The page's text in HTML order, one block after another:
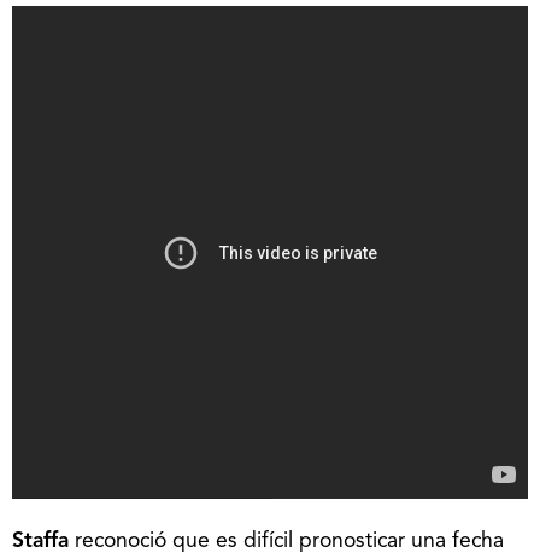
Staffa reconoció que es difícil pronosticar una fecha